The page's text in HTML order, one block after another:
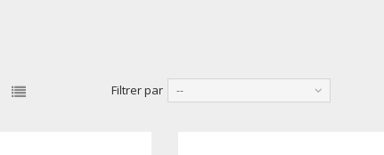
Filtrer par --